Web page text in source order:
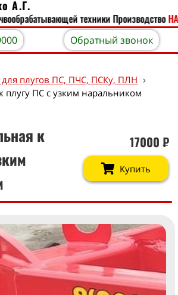
А.Г.
техникиПроизводство
Обратный звонок
плугов ПС, ПЧС, ПСКу, ПЛН ›
плугу ПС с узким наральником
к
17000 ₽
Купить